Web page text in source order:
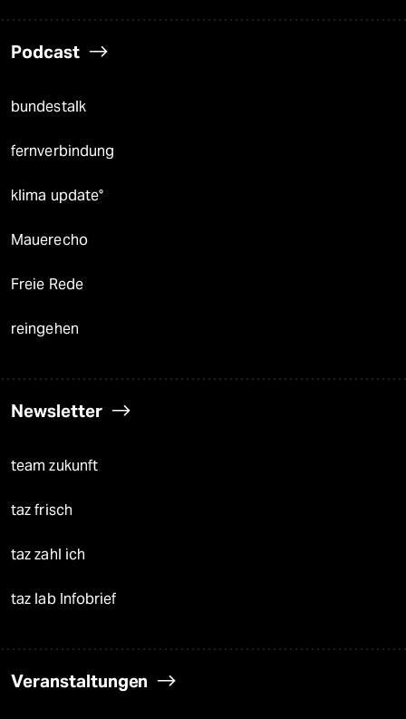
Podcast
bundestalk
fernverbindung
klima update°
Mauerecho
Freie Rede
reingehen
Newsletter
team zukunft
taz frisch
taz zahl ich
taz lab Infobrief
Veranstaltungen